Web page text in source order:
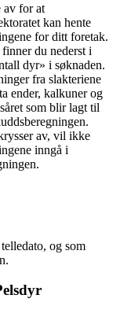
av for at
kan hente
for ditt foretak.
du nederst i
dyr» i søknaden.
fra slakteriene
ender, kalkuner og
som blir lagt til
av, vil ikke
inngå i
og som